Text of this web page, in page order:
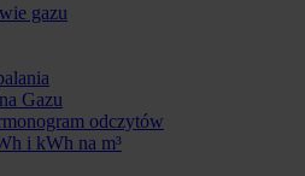
gazu
Gazu
odczytów
i kWh na m³